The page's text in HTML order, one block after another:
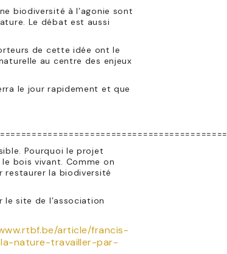
biodiversité à l’agonie sont
Le débat est aussi
de cette idée ont le
au centre des enjeux
le jour rapidement et que
Pourquoi le projet
bois vivant. Comme on
restaurer la biodiversité
site de l’association
article/francis-
nature-travailler-par-